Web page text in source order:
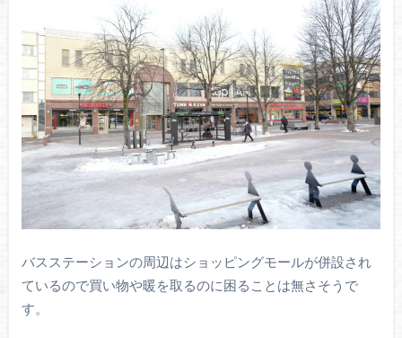
バスステーションの周辺はショッピングモールが併設され
ているので買い物や暖を取るのに困ることは無さそうで
す。